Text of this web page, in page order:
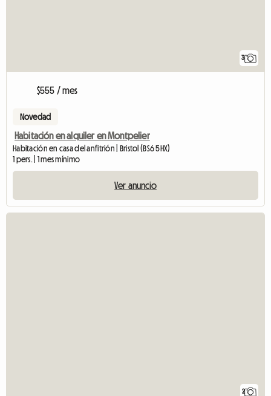
3
$555 / mes
Novedad
Habitación en alquiler en Montpelier
Habitación en casa del anfitrión | Bristol (BS6 5HX)
1 pers. | 1 mes mínimo
Ver anuncio
2